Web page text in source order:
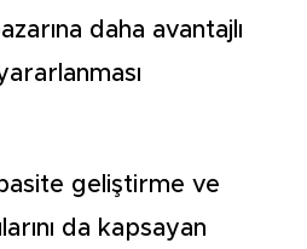
daha avantajlı
geliştirme ve
da kapsayan